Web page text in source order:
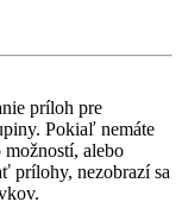
príloh pre
Pokiaľ nemáte
možností, alebo
prílohy, nezobrazí sa